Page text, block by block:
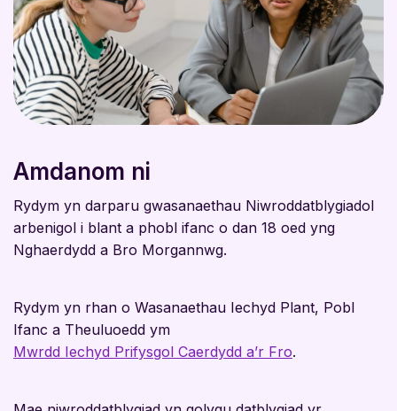
Amdanom ni
Rydym yn darparu gwasanaethau Niwroddatblygiadol
arbenigol i blant a phobl ifanc o dan 18 oed yng
Nghaerdydd a Bro Morgannwg.
Rydym yn rhan o Wasanaethau Iechyd Plant, Pobl
Ifanc a Theuluoedd ym
Mwrdd Iechyd Prifysgol Caerdydd a’r Fro.